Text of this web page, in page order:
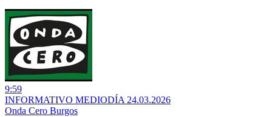
9:59
INFORMATIVO MEDIODÍA 24.03.2026
Onda Cero Burgos